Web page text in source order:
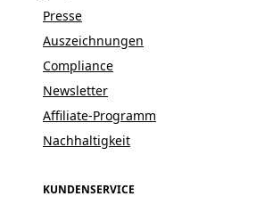
Presse
Auszeichnungen
Compliance
Newsletter
Affiliate-Programm
Nachhaltigkeit
KUNDENSERVICE